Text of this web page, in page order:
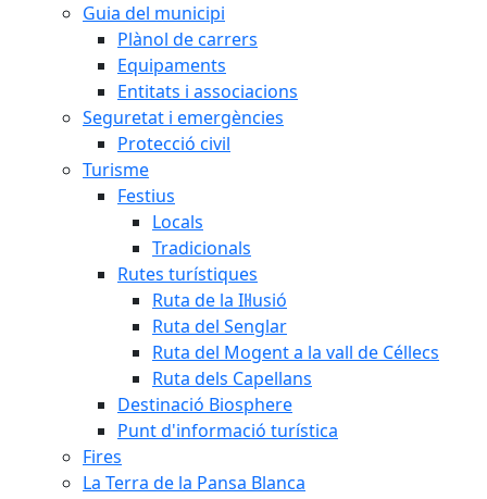
Guia del municipi
Plànol de carrers
Equipaments
Entitats i associacions
Seguretat i emergències
Protecció civil
Turisme
Festius
Locals
Tradicionals
Rutes turístiques
Ruta de la Il·lusió
Ruta del Senglar
Ruta del Mogent a la vall de Céllecs
Ruta dels Capellans
Destinació Biosphere
Punt d'informació turística
Fires
La Terra de la Pansa Blanca